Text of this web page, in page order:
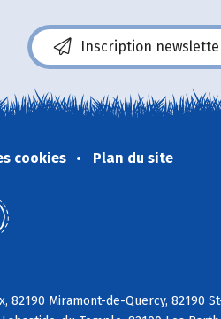
Inscription
cookies Plan du site
82190 Miramont-de-Quercy, 82190